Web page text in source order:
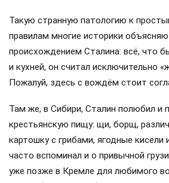
Такую странную патологию к
правилам многие историки
происхождением Сталина: всё, что
и кухней, он считал исключительно
Пожалуй, здесь с вождём стоит
Там же, в Сибири, Сталин полюбил и
крестьянскую пищу: щи, борщ,
картошку с грибами, ягодные
часто вспоминал и о привычной
уже позже в Кремле для любимого